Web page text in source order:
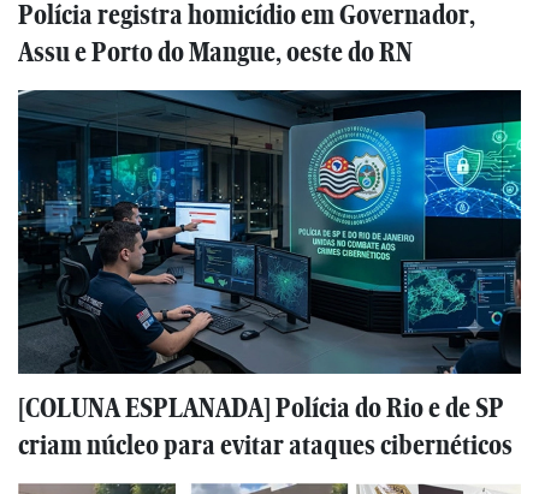
Polícia registra homicídio em Governador,
Assu e Porto do Mangue, oeste do RN
[COLUNA ESPLANADA] Polícia do Rio e de SP
criam núcleo para evitar ataques cibernéticos